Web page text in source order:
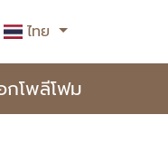
ไทย
กโพลีโฟม